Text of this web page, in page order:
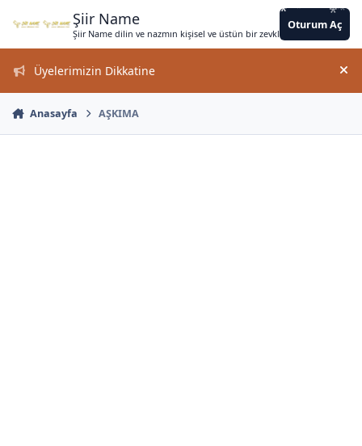
Şiir Name
Şiir Name dilin ve nazmın kişisel ve üstün bir zevkle bir arada
Oturum Aç
Üyelerimizin Dikkatine
Anasayfa AŞKIMA
* *
*
* *
*